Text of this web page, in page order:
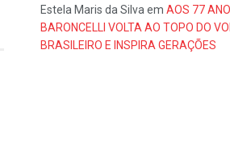
Estela Maris da Silvaem AOS 77
BARONCELLI VOLTA AO TOPO DO
BRASILEIRO E INSPIRA GERAÇÕES